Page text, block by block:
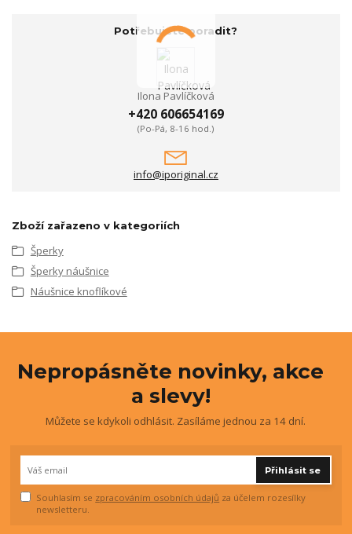
Potřebujete poradit?
Ilona Pavlíčková
+420 606654169
(Po-Pá, 8-16 hod.)
info@iporiginal.cz
Zboží zařazeno v kategoriích
Šperky
Šperky náušnice
Náušnice knoflíkové
Nepropásněte novinky, akce
a slevy!
Můžete se kdykoli odhlásit. Zasíláme jednou za 14 dní.
Přihlásit se
Souhlasím se zpracováním osobních údajů za účelem rozesílky
newsletteru.